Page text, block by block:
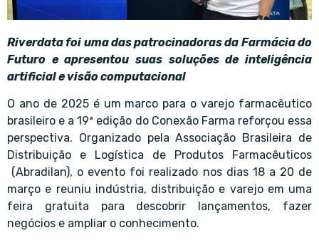
Riverdata foi uma das patrocinadoras da Farmácia do
Futuro e apresentou suas soluções de inteligência
artificial e visão computacional
O ano de 2025 é um marco para o varejo farmacêutico
brasileiro e a 19ª edição do Conexão Farma reforçou essa
perspectiva. Organizado pela Associação Brasileira de
Distribuição e Logística de Produtos Farmacêuticos
(Abradilan), o evento foi realizado nos dias 18 a 20 de
março e reuniu indústria, distribuição e varejo em uma
feira gratuita para descobrir lançamentos, fazer
negócios e ampliar o conhecimento.